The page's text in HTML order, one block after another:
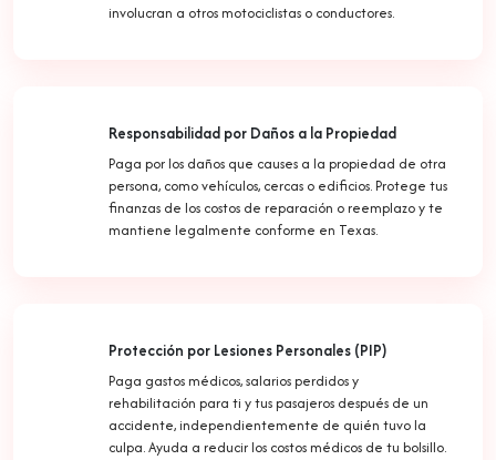
involucran a otros motociclistas o conductores.
Responsabilidad por Daños a la Propiedad
Paga por los daños que causes a la propiedad de otra
persona, como vehículos, cercas o edificios. Protege tus
finanzas de los costos de reparación o reemplazo y te
mantiene legalmente conforme en Texas.
Protección por Lesiones Personales (PIP)
Paga gastos médicos, salarios perdidos y
rehabilitación para ti y tus pasajeros después de un
accidente, independientemente de quién tuvo la
culpa. Ayuda a reducir los costos médicos de tu bolsillo.